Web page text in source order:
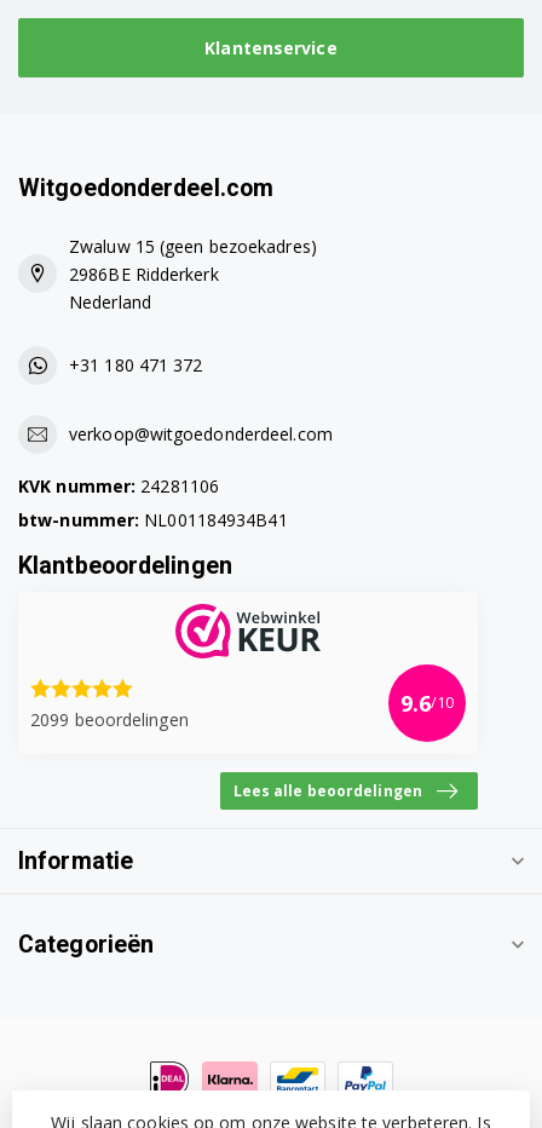
Klantenservice
Witgoedonderdeel.com
Zwaluw 15 (geen bezoekadres)
2986BE Ridderkerk
Nederland
+31 180 471 372
verkoop@witgoedonderdeel.com
KVK nummer: 24281106
btw-nummer: NL001184934B41
Klantbeoordelingen
2099 beoordelingen
9.6/10
Lees alle beoordelingen
Informatie
Categorieën
Wij slaan cookies op om onze website te verbeteren. Is